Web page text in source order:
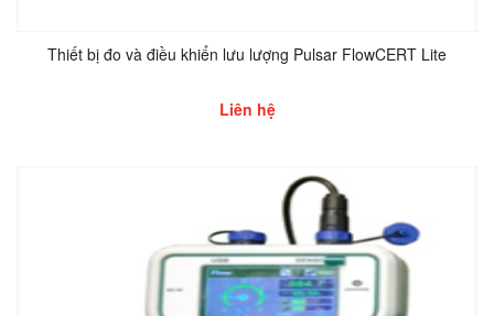
Thiết bị đo và điều khiển lưu lượng Pulsar FlowCERT Lite
Liên hệ